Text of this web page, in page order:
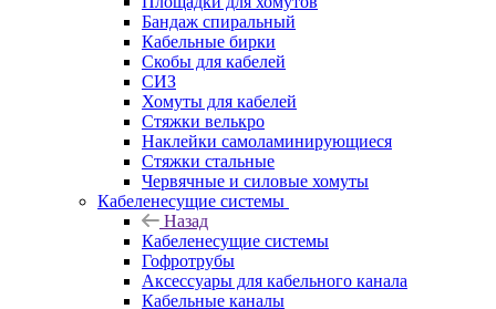
Бандаж спиральный
Кабельные бирки
Cкобы для кабелей
СИЗ
Хомуты для кабелей
Стяжки велькро
Наклейки самоламинирующиеся
Стяжки стальные
Червячные и силовые хомуты
Кабеленесущие системы
Назад
Кабеленесущие системы
Гофротрубы
Аксессуары для кабельного канала
Кабельные каналы